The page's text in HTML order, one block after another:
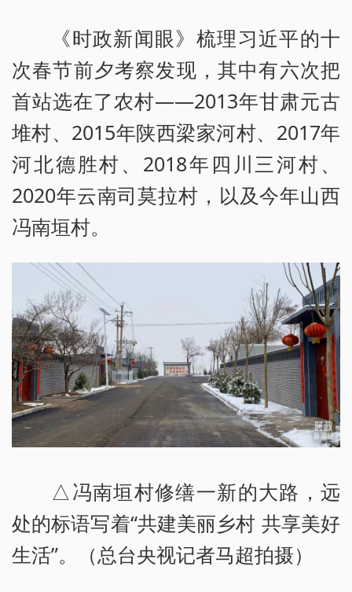
《时政新闻眼》梳理习近平的十
次春节前夕考察发现，其中有六次把
首站选在了农村——2013年甘肃元古
堆村、2015年陕西梁家河村、2017年
河北德胜村、2018年四川三河村、
2020年云南司莫拉村，以及今年山西
冯南垣村。
△冯南垣村修缮一新的大路，远
处的标语写着“共建美丽乡村 共享美好
生活”。（总台央视记者马超拍摄）